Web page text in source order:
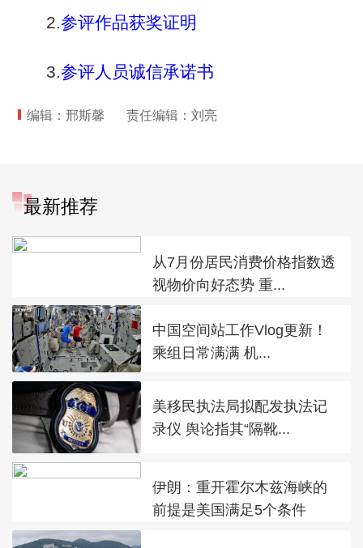
2.参评作品获奖证明
3.参评人员诚信承诺书
编辑：邢斯馨 责任编辑：刘亮
最新推荐
从7月份居民消费价格指数透
视物价向好态势 重...
中国空间站工作Vlog更新！
乘组日常满满 机...
美移民执法局拟配发执法记
录仪 舆论指其“隔靴...
伊朗：重开霍尔木兹海峡的
前提是美国满足5个条件